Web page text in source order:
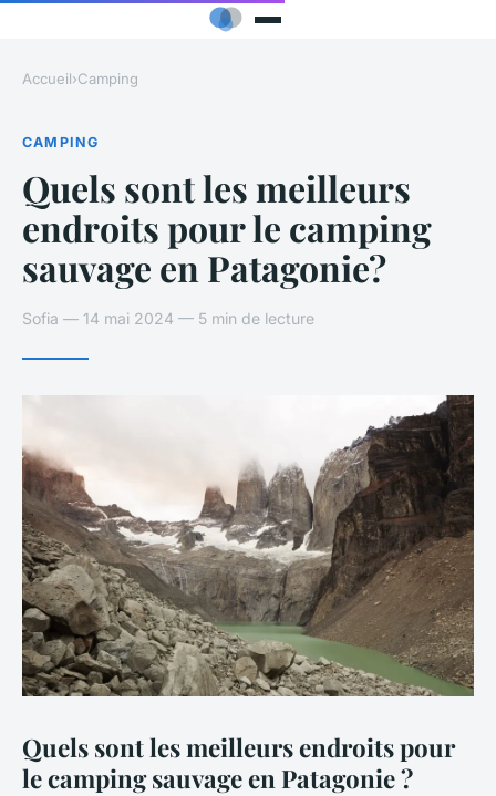
Accueil›Camping
CAMPING
Quels sont les meilleurs
endroits pour le camping
sauvage en Patagonie?
Sofia — 14 mai 2024 — 5 min de lecture
Quels sont les meilleurs endroits pour
le camping sauvage en Patagonie ?